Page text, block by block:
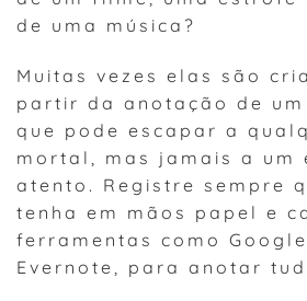
de uma música?
Muitas vezes elas são
partir da anotação de um
que pode escapar a
mortal, mas jamais a um
atento. Registre sempre
tenha em mãos papel e
ferramentas como
Evernote, para anotar